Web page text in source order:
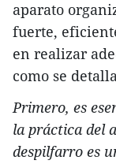
aparato
fuerte,
en realizar
como se
Primero, es
la práctica del
despilfarro es